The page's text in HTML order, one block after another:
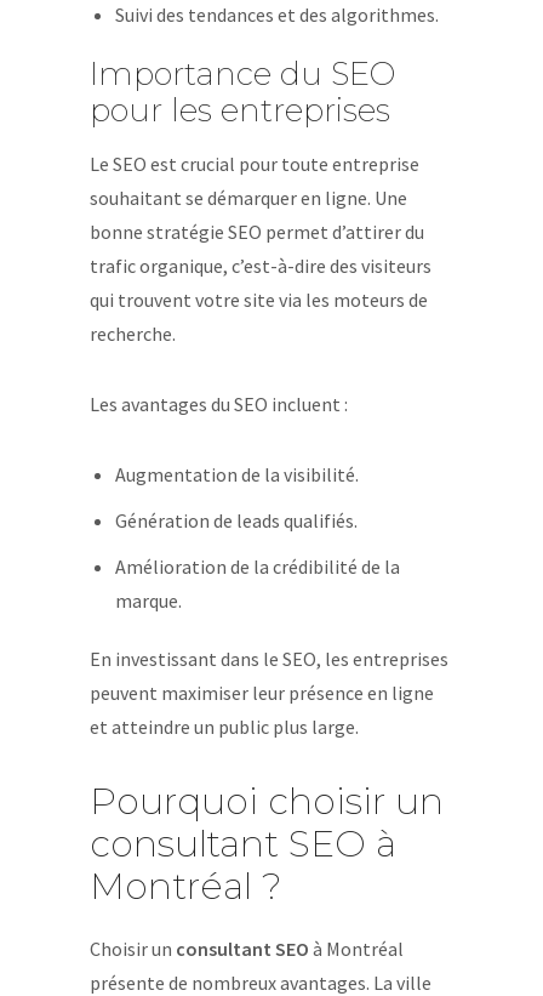
Suivi des tendances et des algorithmes.
Importance du SEO
pour les entreprises
Le SEO est crucial pour toute entreprise
souhaitant se démarquer en ligne. Une
bonne stratégie SEO permet d’attirer du
trafic organique, c’est-à-dire des visiteurs
qui trouvent votre site via les moteurs de
recherche.
Les avantages du SEO incluent :
Augmentation de la visibilité.
Génération de leads qualifiés.
Amélioration de la crédibilité de la
marque.
En investissant dans le SEO, les entreprises
peuvent maximiser leur présence en ligne
et atteindre un public plus large.
Pourquoi choisir un
consultant SEO à
Montréal ?
Choisir un consultant SEO à Montréal
présente de nombreux avantages. La ville